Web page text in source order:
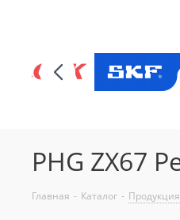
PHG ZX67
Главная - Каталог -